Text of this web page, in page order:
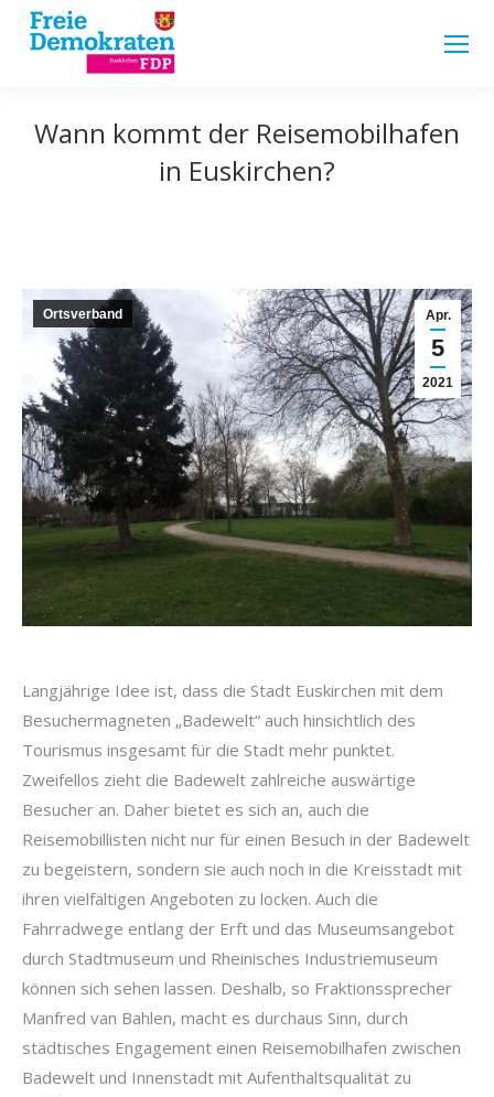
Wann kommt der Reisemobilhafen
in Euskirchen?
Apr.
5
2021
Ortsverband
Langjährige Idee ist, dass die Stadt Euskirchen mit dem
Besuchermagneten „Badewelt“ auch hinsichtlich des
Tourismus insgesamt für die Stadt mehr punktet.
Zweifellos zieht die Badewelt zahlreiche auswärtige
Besucher an. Daher bietet es sich an, auch die
Reisemobillisten nicht nur für einen Besuch in der Badewelt
zu begeistern, sondern sie auch noch in die Kreisstadt mit
ihren vielfältigen Angeboten zu locken. Auch die
Fahrradwege entlang der Erft und das Museumsangebot
durch Stadtmuseum und Rheinisches Industriemuseum
können sich sehen lassen. Deshalb, so Fraktionssprecher
Manfred van Bahlen, macht es durchaus Sinn, durch
städtisches Engagement einen Reisemobilhafen zwischen
Badewelt und Innenstadt mit Aufenthaltsqualität zu